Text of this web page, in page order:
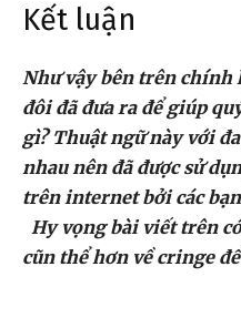
Kết luận
Như vậy bên trên chính
đôi đã đưa ra để giúp
gì? Thuật ngữ này với
nhau nên đã được sử
trên internet bởi các
Hy vọng bài viết trên
cũn thể hơn về cringe